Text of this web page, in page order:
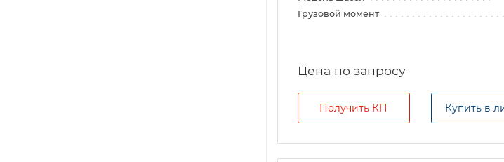
Грузовой момент
Цена по запросу
Получить КП Купить в